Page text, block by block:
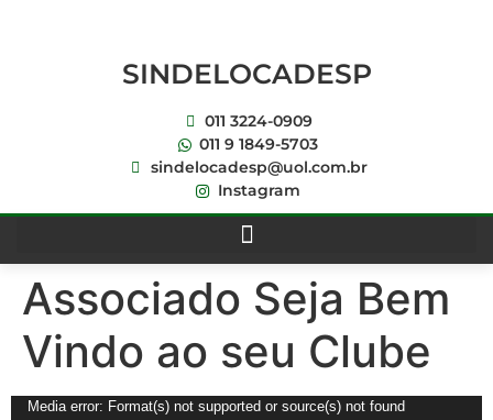
SINDELOCADESP
011 3224-0909
011 9 1849-5703
sindelocadesp@uol.com.br
Instagram
Associado Seja Bem
Vindo ao seu Clube
Tocador
Media error: Format(s) not supported or source(s) not found